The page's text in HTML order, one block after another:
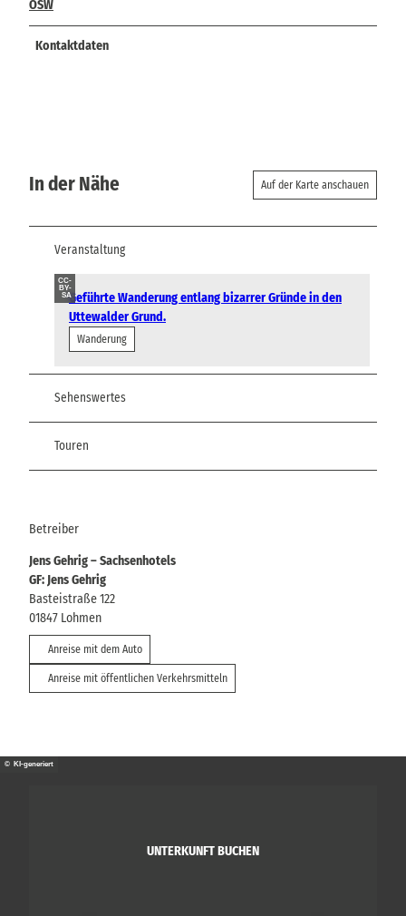
OSW
Kontaktdaten
In der Nähe Auf der Karte anschauen
Veranstaltung
CC-
BY-
SAGeführte Wanderung entlang bizarrer Gründe in den
Uttewalder Grund.
Wanderung
Sehenswertes
Touren
Betreiber
Jens Gehrig – Sachsenhotels
GF: Jens Gehrig
Basteistraße 122
01847 Lohmen
Anreise mit dem Auto
Anreise mit öffentlichen Verkehrsmitteln
© KI-generiert
UNTERKUNFT BUCHEN